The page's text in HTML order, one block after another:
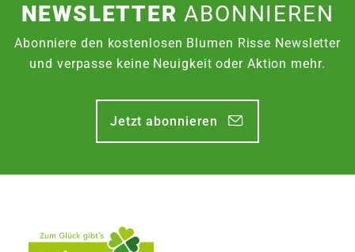
NEWSLETTERABONNIEREN
Abonniere den kostenlosen Blumen Risse Newsletter
und verpasse keine Neuigkeit oder Aktion mehr.
Jetzt abonnieren